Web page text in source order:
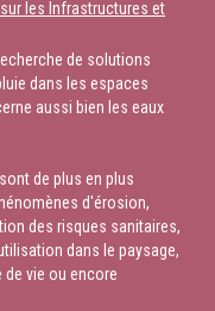
les Infrastructures et
de solutions
dans les espaces
aussi bien les eaux
de plus en plus
d'érosion,
des risques sanitaires,
dans le paysage,
vie ou encore